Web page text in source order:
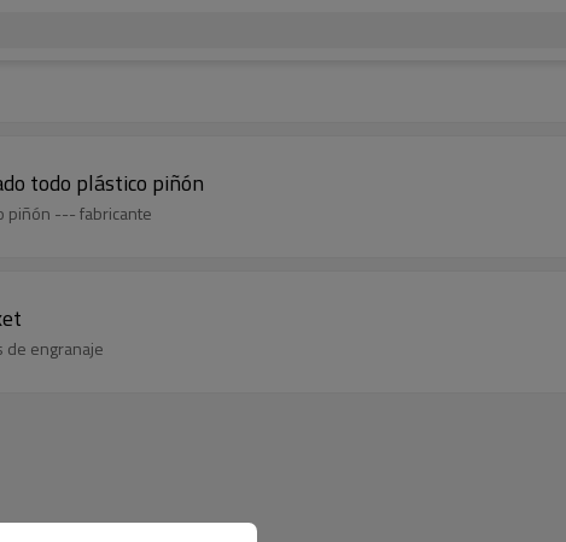
todo plástico piñón
piñón --- fabricante
de engranaje